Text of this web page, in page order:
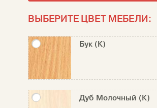
ВЫБЕРИТЕ ЦВЕТ МЕБЕЛИ:
Бук (К)
Дуб Молочный (К)